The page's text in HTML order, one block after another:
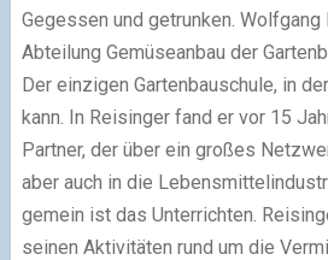
Gegessen und getrunken.
Abteilung Gemüseanbau der
Der einzigen Gartenbauschule, in
kann. In Reisinger fand er vor 15
Partner, der über ein großes
aber auch in die
gemein ist das Unterrichten.
seinen Aktivitäten rund um die